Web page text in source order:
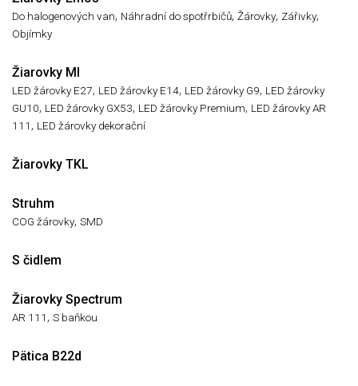
Do halogenových van, Náhradní do spotřrbičů, Žárovky, Zářivky,
Objímky
Žiarovky MI
LED žárovky E27, LED žárovky E14, LED žárovky G9, LED žárovky
GU10, LED žárovky GX53, LED žárovky Premium, LED žárovky AR
111 , LED žárovky dekorační
Žiarovky TKL
Struhm
COG žárovky, SMD
S čidlem
Žiarovky Spectrum
AR 111 , S baňkou
Pätica B22d